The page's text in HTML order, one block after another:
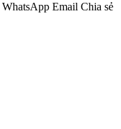
WhatsApp Email Chia sẻ